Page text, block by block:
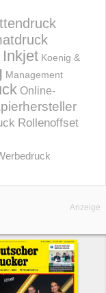
Inkjet Koenig &
Management
Online-
Rollenoffset
Anzeige